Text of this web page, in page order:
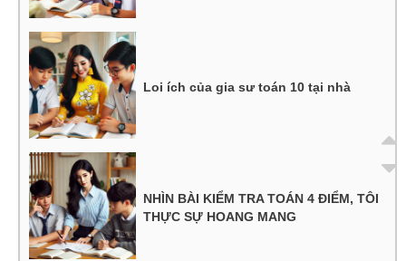
Loi ích của gia sư toán 10 tại nhà
NHÌN BÀI KIỂM TRA TOÁN 4 ĐIỂM, TÔI
THỰC SỰ HOANG MANG